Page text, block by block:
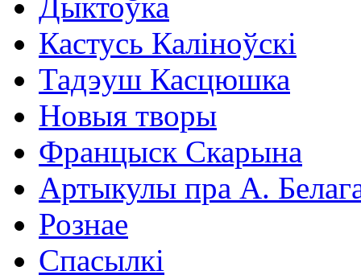
Дыктоўка
Кастусь Каліноўскі
Тадэуш Касцюшка
Новыя творы
Францыск Скарына
Артыкулы пра А.
Рознае
Спасылкі